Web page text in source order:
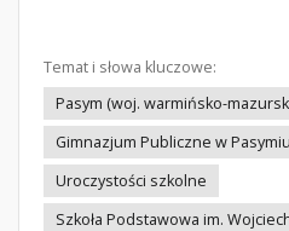
Temat i słowa kluczowe:
Pasym (woj. warmińsko-
Gimnazjum Publiczne w Pasymiu
Uroczystości szkolne
Szkoła Podstawowa im.